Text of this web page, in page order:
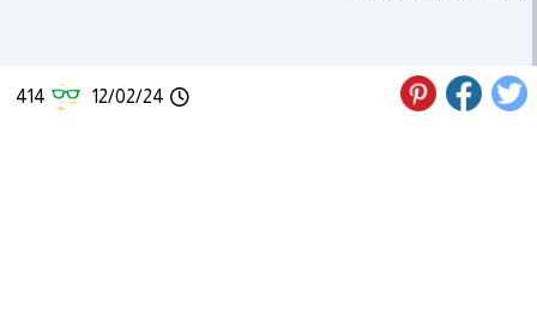
12/02/24
414